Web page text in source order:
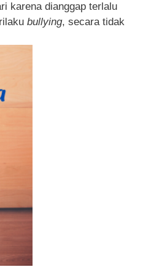
karena dianggap terlalu
bullying, secara tidak